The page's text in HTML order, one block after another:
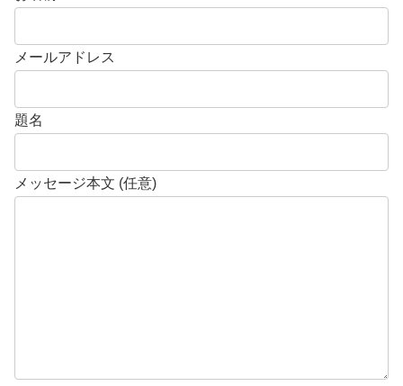
メールアドレス
題名
メッセージ本文 (任意)